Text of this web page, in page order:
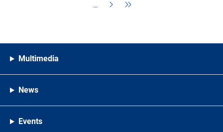
…
Multimedia
News
Events